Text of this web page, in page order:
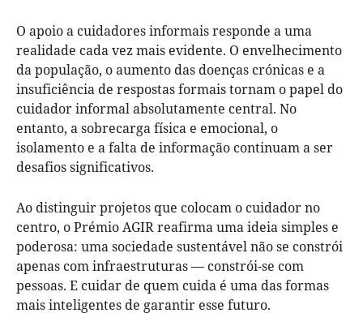
O apoio a cuidadores informais responde a uma
realidade cada vez mais evidente. O envelhecimento
da população, o aumento das doenças crónicas e a
insuficiência de respostas formais tornam o papel do
cuidador informal absolutamente central. No
entanto, a sobrecarga física e emocional, o
isolamento e a falta de informação continuam a ser
desafios significativos.
Ao distinguir projetos que colocam o cuidador no
centro, o Prémio AGIR reafirma uma ideia simples e
poderosa: uma sociedade sustentável não se constrói
apenas com infraestruturas — constrói-se com
pessoas. E cuidar de quem cuida é uma das formas
mais inteligentes de garantir esse futuro.